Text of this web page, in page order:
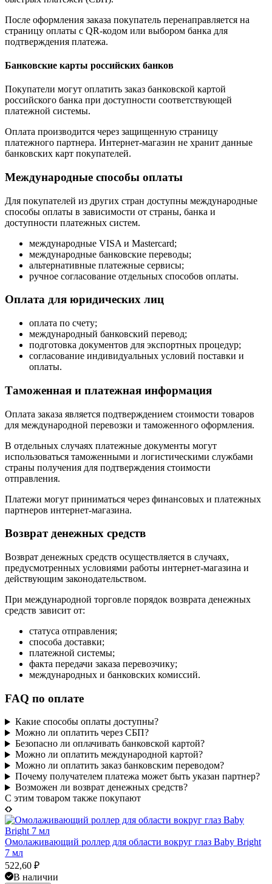
После оформления заказа покупатель перенаправляется на
страницу оплаты с QR-кодом или выбором банка для
подтверждения платежа.
Банковские карты российских банков
Покупатели могут оплатить заказ банковской картой
российского банка при доступности соответствующей
платежной системы.
Оплата производится через защищенную страницу
платежного партнера. Интернет-магазин не хранит данные
банковских карт покупателей.
Международные способы оплаты
Для покупателей из других стран доступны международные
способы оплаты в зависимости от страны, банка и
доступности платежных систем.
международные VISA и Mastercard;
международные банковские переводы;
альтернативные платежные сервисы;
ручное согласование отдельных способов оплаты.
Оплата для юридических лиц
оплата по счету;
международный банковский перевод;
подготовка документов для экспортных процедур;
согласование индивидуальных условий поставки и
оплаты.
Таможенная и платежная информация
Оплата заказа является подтверждением стоимости товаров
для международной перевозки и таможенного оформления.
В отдельных случаях платежные документы могут
использоваться таможенными и логистическими службами
страны получения для подтверждения стоимости
отправления.
Платежи могут приниматься через финансовых и платежных
партнеров интернет-магазина.
Возврат денежных средств
Возврат денежных средств осуществляется в случаях,
предусмотренных условиями работы интернет-магазина и
действующим законодательством.
При международной торговле порядок возврата денежных
средств зависит от:
статуса отправления;
способа доставки;
платежной системы;
факта передачи заказа перевозчику;
международных и банковских комиссий.
FAQ по оплате
Какие способы оплаты доступны?
Можно ли оплатить через СБП?
Безопасно ли оплачивать банковской картой?
Можно ли оплатить международной картой?
Можно ли оплатить заказ банковским переводом?
Почему получателем платежа может быть указан партнер?
Возможен ли возврат денежных средств?
C этим товаром также покупают
Омолаживающий роллер для области вокруг глаз Baby Bright
7 мл
522,60 ₽
В наличии